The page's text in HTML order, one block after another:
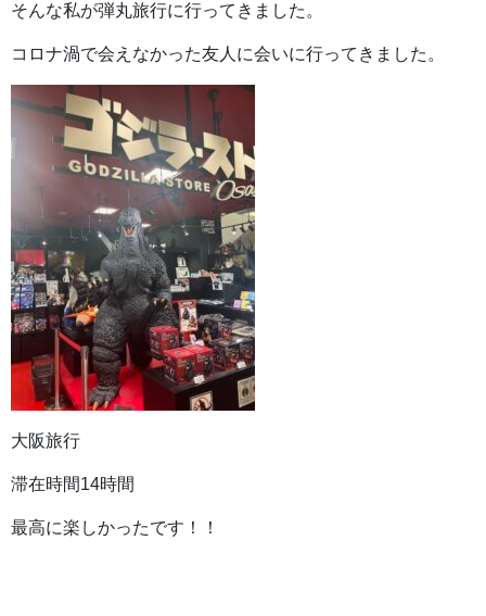
そんな私が弾丸旅行に行ってきました。
コロナ渦で会えなかった友人に会いに行ってきました。
大阪旅行
滞在時間14時間
最高に楽しかったです！！